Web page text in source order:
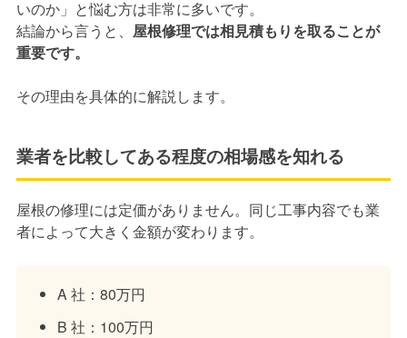
いのか」と悩む方は非常に多いです。
結論から言うと、 屋根修理では相見積もりを取ることが
重要です。
その理由を具体的に解説します。
業者を比較してある程度の相場感を知れる
屋根の修理には定価がありません。同じ工事内容でも業
者によって大きく金額が変わります。
A 社：80万円
B 社：100万円